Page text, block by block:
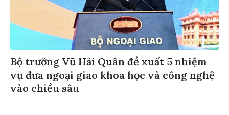
Bộ trưởng Vũ Hải Quân đề xuất 5 nhiệm
vụ đưa ngoại giao khoa học và công nghệ
vào chiều sâu